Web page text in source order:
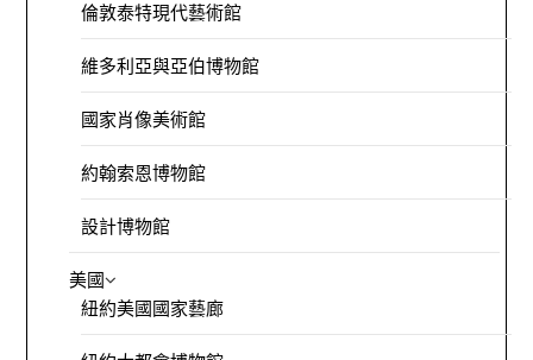
倫敦泰特現代藝術館
維多利亞與亞伯博物館
國家肖像美術館
約翰索恩博物館
設計博物館
美國
紐約美國國家藝廊